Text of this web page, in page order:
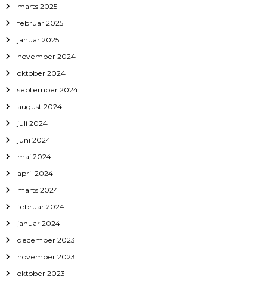
marts 2025
februar 2025
januar 2025
november 2024
oktober 2024
september 2024
august 2024
juli 2024
juni 2024
maj 2024
april 2024
marts 2024
februar 2024
januar 2024
december 2023
november 2023
oktober 2023